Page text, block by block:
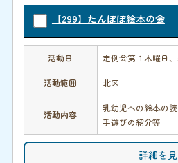
【299】たんぽぽ絵本の会
活動日 定例会第１木曜日
活動範囲 北区
活動内容
乳幼児への絵本の
手遊びの紹介等
詳細を